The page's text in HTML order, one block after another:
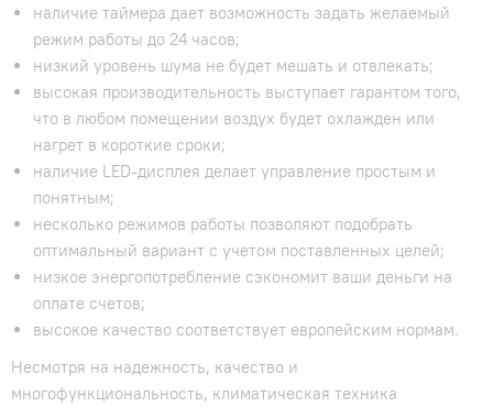
наличие таймера дает возможность задать желаемый
режим работы до 24 часов;
низкий уровень шума не будет мешать и отвлекать;
высокая производительность выступает гарантом того,
что в любом помещении воздух будет охлажден или
нагрет в короткие сроки;
наличие LED-дисплея делает управление простым и
понятным;
несколько режимов работы позволяют подобрать
оптимальный вариант с учетом поставленных целей;
низкое энергопотребление сэкономит ваши деньги на
оплате счетов;
высокое качество соответствует европейским нормам.
Несмотря на надежность, качество и
многофункциональность, климатическая техника